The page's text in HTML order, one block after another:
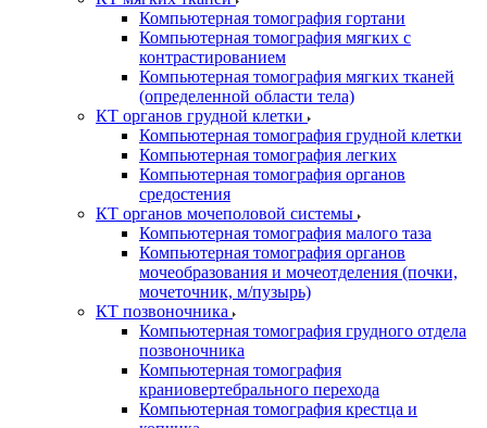
Компьютерная томография гортани
Компьютерная томография мягких с
контрастированием
Компьютерная томография мягких тканей
(определенной области тела)
КТ органов грудной клетки
Компьютерная томография грудной клетки
Компьютерная томография легких
Компьютерная томография органов
средостения
КТ органов мочеполовой системы
Компьютерная томография малого таза
Компьютерная томография органов
мочеобразования и мочеотделения (почки,
мочеточник, м/пузырь)
КТ позвоночника
Компьютерная томография грудного отдела
позвоночника
Компьютерная томография
краниовертебрального перехода
Компьютерная томография крестца и